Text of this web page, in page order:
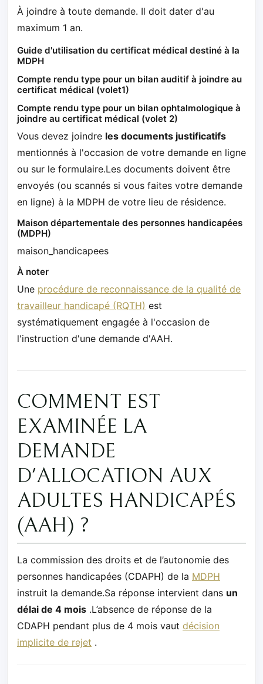
À joindre à toute demande. Il doit dater d'au
maximum 1 an.
Guide d'utilisation du certificat médical destiné à la
MDPH
Compte rendu type pour un bilan auditif à joindre au
certificat médical (volet1)
Compte rendu type pour un bilan ophtalmologique à
joindre au certificat médical (volet 2)
Vous devez joindre les documents justificatifs
mentionnés à l'occasion de votre demande en ligne
ou sur le formulaire.Les documents doivent être
envoyés (ou scannés si vous faites votre demande
en ligne) à la MDPH de votre lieu de résidence.
Maison départementale des personnes handicapées
(MDPH)
maison_handicapees
À noter
Une procédure de reconnaissance de la qualité de
travailleur handicapé (RQTH) est
systématiquement engagée à l'occasion de
l'instruction d'une demande d'AAH.
COMMENT EST
EXAMINÉE LA
DEMANDE
D'ALLOCATION AUX
ADULTES HANDICAPÉS
(AAH) ?
La commission des droits et de l’autonomie des
personnes handicapées (CDAPH) de la MDPH
instruit la demande.Sa réponse intervient dans un
délai de 4 mois .L’absence de réponse de la
CDAPH pendant plus de 4 mois vaut décision
implicite de rejet .